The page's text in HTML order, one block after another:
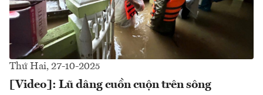
Thứ Hai, 27-10-2025
[Video]: Lũ dâng cuồn cuộn trên sông